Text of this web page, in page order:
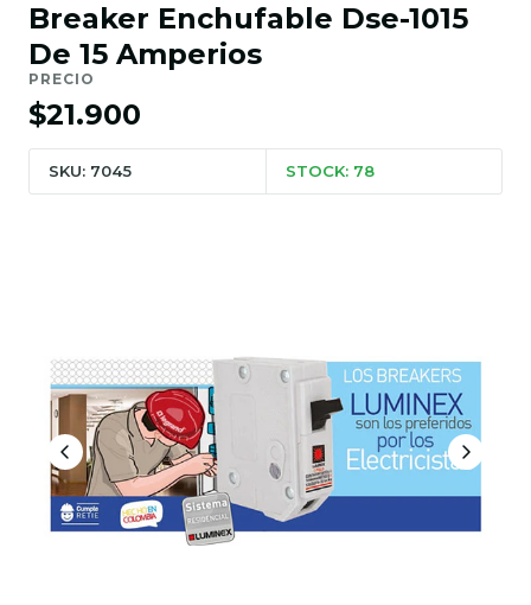
Breaker Enchufable Dse-1015
De 15 Amperios
PRECIO
$21.900
SKU: 7045 STOCK: 78